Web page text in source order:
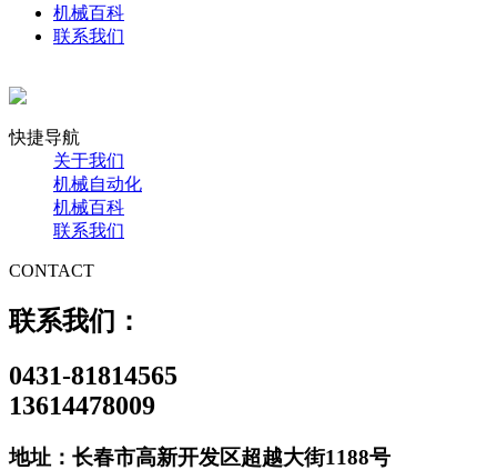
机械百科
联系我们
快捷导航
关于我们
机械自动化
机械百科
联系我们
CONTACT
联系我们：
0431-81814565
13614478009
地址：长春市高新开发区超越大街1188号